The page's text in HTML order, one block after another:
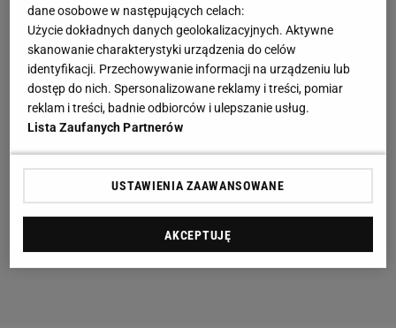
dane osobowe w następujących celach:
Użycie dokładnych danych geolokalizacyjnych. Aktywne
skanowanie charakterystyki urządzenia do celów
identyfikacji. Przechowywanie informacji na urządzeniu lub
dostęp do nich. Spersonalizowane reklamy i treści, pomiar
reklam i treści, badnie odbiorców i ulepszanie usług.
Lista Zaufanych Partnerów
USTAWIENIA ZAAWANSOWANE
AKCEPTUJĘ